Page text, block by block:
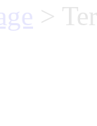
>